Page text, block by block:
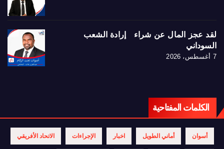
لقد عجز المال عن شراء إرادة الشعب
السوداني
7 أغسطس، 2026
الكلمات المفتاحية
أسوان أماني الطويل اخبار الإجراءات الاتحاد الأفريقي